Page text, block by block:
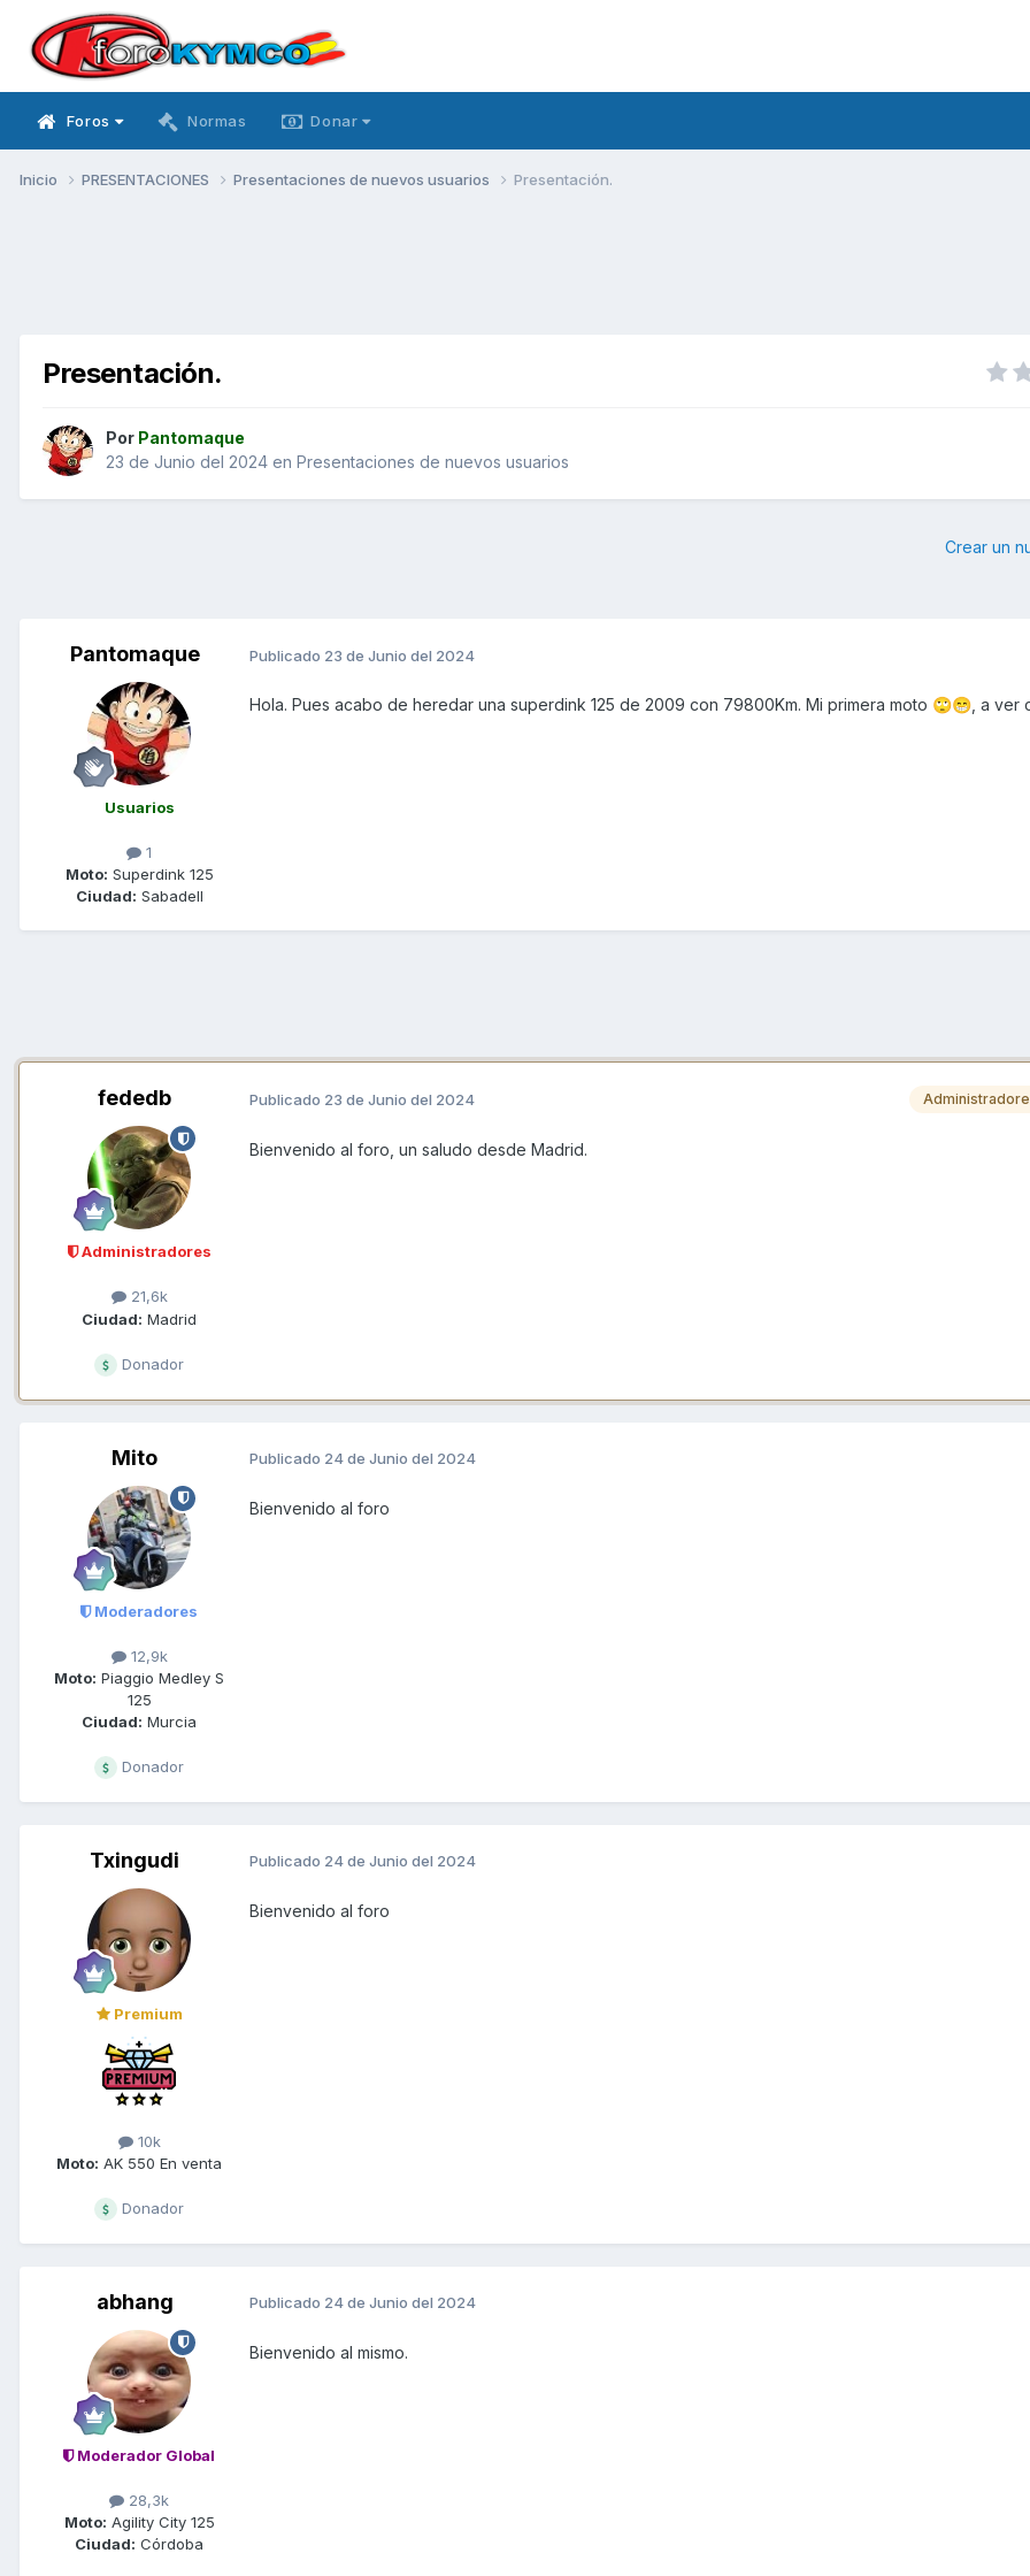
Foros Normas Donar
Inicio PRESENTACIONES Presentaciones de nuevos usuarios Presentación.
Presentación.
Por Pantomaque
23 de Junio del 2024 en Presentaciones de nuevos usuarios
Crear un
Pantomaque
Usuarios
1
Moto: Superdink 125
Ciudad: Sabadell
Publicado 23 de Junio del 2024
Hola. Pues acabo de heredar una superdink 125 de 2009 con 79800Km. Mi primera moto 🙄😁 , a ver
fededb
Administradores
21,6k
Ciudad: Madrid
Donador
Publicado 23 de Junio del 2024
Bienvenido al foro, un saludo desde Madrid.
Mito
Moderadores
12,9k
Moto: Piaggio Medley S
125
Ciudad: Murcia
Donador
Publicado 24 de Junio del 2024
Bienvenido al foro
Txingudi
Premium
10k
Moto: AK 550 En venta
Donador
Publicado 24 de Junio del 2024
Bienvenido al foro
abhang
Moderador Global
28,3k
Moto: Agility City 125
Ciudad: Córdoba
Publicado 24 de Junio del 2024
Bienvenido al mismo.